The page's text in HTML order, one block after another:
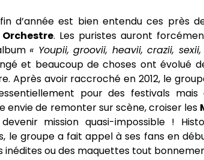
d’année est bien entendu ces près
. Les puristes auront
« Youpii, groovii, heavii, crazii,
et beaucoup de choses ont évolué
Après avoir raccroché en 2012, le
pour des festivals mais
envie de remonter sur scène, croiser les
mission quasi-impossible !
le groupe a fait appel à ses fans en
inédites ou des maquettes tout